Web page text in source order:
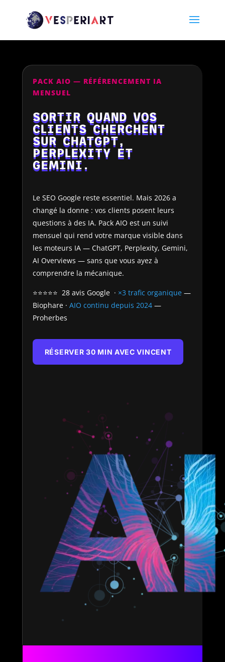
PACK AIO — RÉFÉRENCEMENT IA
MENSUEL
SORTIR QUAND VOS
CLIENTS CHERCHENT
SUR CHATGPT,
PERPLEXITY ET
GEMINI.
Le SEO Google reste essentiel. Mais 2026 a
changé la donne : vos clients posent leurs
questions à des IA. Pack AIO est un suivi
mensuel qui rend votre marque visible dans
les moteurs IA — ChatGPT, Perplexity, Gemini,
AI Overviews — sans que vous ayez à
comprendre la mécanique.
⭐⭐⭐⭐⭐ 28 avis Google · ×3 trafic organique—
Biophare · AIO continu depuis 2024—
Proherbes
RÉSERVER 30 MIN AVEC VINCENT